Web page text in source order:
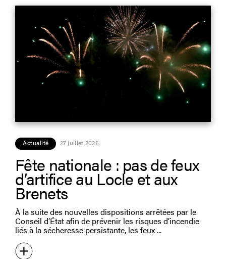
Actualité 27 juillet 2026
Fête nationale : pas de feux
d’artifice au Locle et aux
Brenets
À la suite des nouvelles dispositions arrêtées par le
Conseil d’État afin de prévenir les risques d’incendie
liés à la sécheresse persistante, les feux